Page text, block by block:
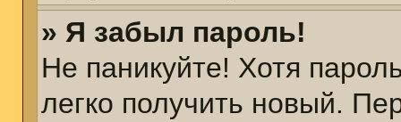
» Я забыл пароль!
Не паникуйте! Хотя
легко получить новый.